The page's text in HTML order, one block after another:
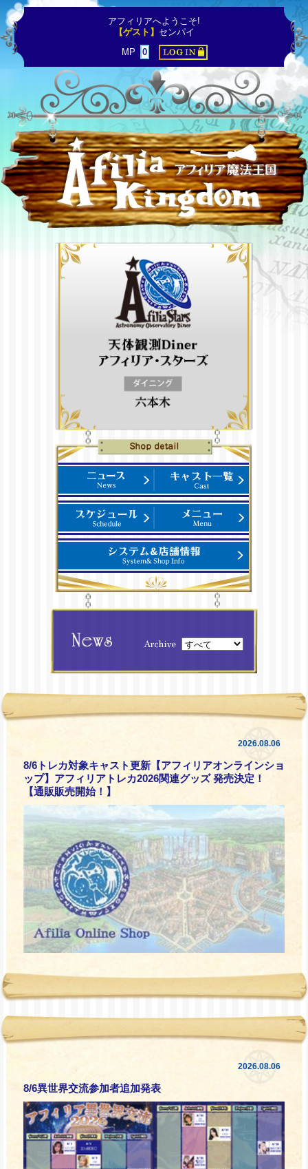
アフィリアへようこそ!
【ゲスト】 センパイ
MP
0
2026.08.06
8/6トレカ対象キャスト更新【アフィリアオンラインショ
ップ】アフィリアトレカ2026関連グッズ 発売決定！
【通販販売開始！】
2026.08.06
8/6異世界交流参加者追加発表